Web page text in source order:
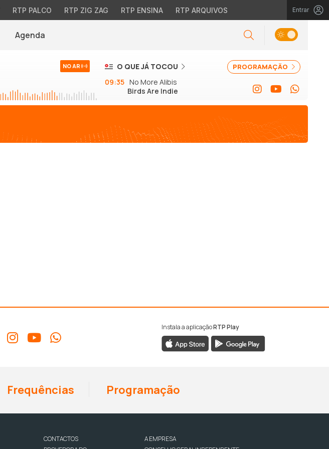
RTP PALCO RTP ZIG ZAG RTP ENSINA RTP ARQUIVOS Entrar
Agenda
NO AR PROGRAMAÇÃO
O QUE JÁ TOCOU
09:35 No More Alibis
Birds Are Indie
Instala a aplicaçãoRTP Play
Frequências Programação
CONTACTOS
A EMPRESA